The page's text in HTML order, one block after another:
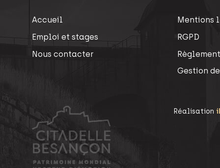
Accueil
Emploi et stages
Nous contacter
Mentions
RGPD
Gestion
Réalisation